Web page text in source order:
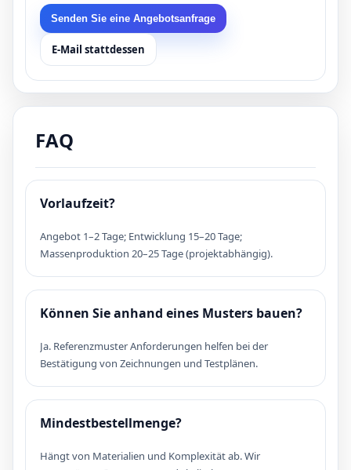
Senden Sie eine Angebotsanfrage
E-Mail stattdessen
FAQ
Vorlaufzeit?
Angebot 1–2 Tage; Entwicklung 15–20 Tage;
Massenproduktion 20–25 Tage (projektabhängig).
Können Sie anhand eines Musters bauen?
Ja. Referenzmuster Anforderungen helfen bei der
Bestätigung von Zeichnungen und Testplänen.
Mindestbestellmenge?
Hängt von Materialien und Komplexität ab. Wir